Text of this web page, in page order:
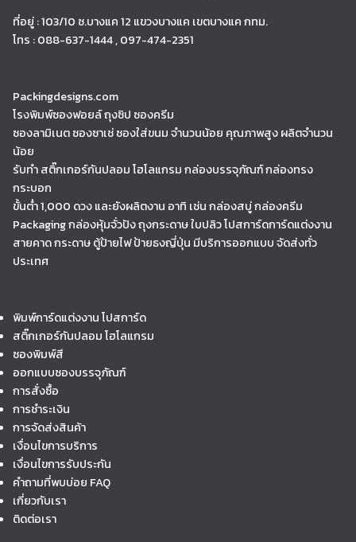
ที่อยู่ : 103/10 ซ.บางแค 12 แขวงบางแค เขตบางแค กทม.
โทร : 088-637-1444 , 097-474-2351
Packingdesigns.com
โรงพิมพ์ซองฟอยล์ ถุงซิป ซองครีม
ซองลามิเนต ซองซาเช่ ซองใส่ขนม จำนวนน้อย คุณภาพสูง ผลิตจำนวน
น้อย
รับทำ สติ๊กเกอร์กันปลอม โฮโลแกรม กล่องบรรจุภัณฑ์ กล่องทรง
กระบอก
ขั้นต่ำ 1,000 ดวง และยังผลิตงาน อาทิ เช่น กล่องสบู่ กล่องครีม
Packaging กล่องหุ้มจั่วปัง ถุงกระดาษ ใบปลิว โปสการ์ดการ์ดแต่งงาน
สายคาด กระดาษ ตู้ป้ายไฟ ป้ายธงญี่ปุ่น มีบริการออกแบบ จัดส่งทั่ว
ประเทศ
พิมพ์การ์ดแต่งงาน โปสการ์ด
สติ๊กเกอร์กันปลอม โฮโลแกรม
ซองพิมพ์สี
ออกแบบซองบรรจุภัณฑ์
การสั่งซื้อ
การชำระเงิน
การจัดส่งสินค้า
เงื่อนไขการบริการ
เงื่อนไขการรับประกัน
คำถามที่พบบ่อย FAQ
เกี่ยวกับเรา
ติดต่อเรา